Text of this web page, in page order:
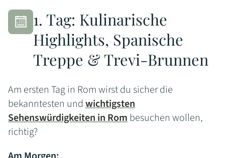
1. Tag: Kulinarische
Highlights, Spanische
Treppe & Trevi-Brunnen
Am ersten Tag in Rom wirst du sicher die
bekanntesten und wichtigsten
Sehenswürdigkeiten in Rombesuchen wollen,
richtig?